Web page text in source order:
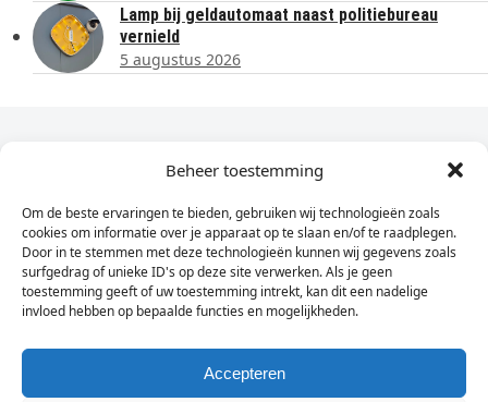
Beheer toestemming
Om de beste ervaringen te bieden, gebruiken wij technologieën zoals
cookies om informatie over je apparaat op te slaan en/of te raadplegen.
Door in te stemmen met deze technologieën kunnen wij gegevens zoals
surfgedrag of unieke ID's op deze site verwerken. Als je geen
toestemming geeft of uw toestemming intrekt, kan dit een nadelige
invloed hebben op bepaalde functies en mogelijkheden.
Accepteren
Lamp bij geldautomaat naast politiebureau
vernield
5 augustus 2026
Dagelijks het laatste nieuws in je e-mail?
Vul
hier
je
e-
mailadres
in
Sign Up